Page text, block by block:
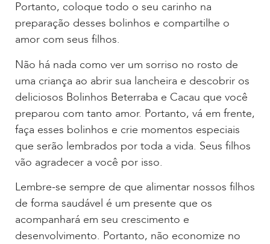
Portanto, coloque todo o seu carinho na
preparação desses bolinhos e compartilhe o
amor com seus filhos.
Não há nada como ver um sorriso no rosto de
uma criança ao abrir sua lancheira e descobrir os
deliciosos Bolinhos Beterraba e Cacau que você
preparou com tanto amor. Portanto, vá em frente,
faça esses bolinhos e crie momentos especiais
que serão lembrados por toda a vida. Seus filhos
vão agradecer a você por isso.
Lembre-se sempre de que alimentar nossos filhos
de forma saudável é um presente que os
acompanhará em seu crescimento e
desenvolvimento. Portanto, não economize no